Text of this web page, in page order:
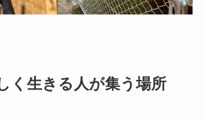
く生きる人が集う場所